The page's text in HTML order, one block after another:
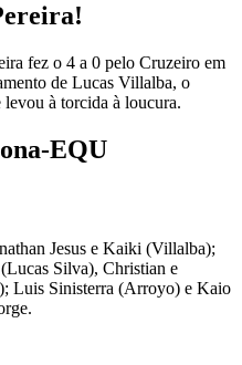
fez o 4 a 0 pelo Cruzeiro em
de Lucas Villalba, o
à torcida à loucura.
EQU
Jesus e Kaiki (Villalba);
Silva), Christian e
Luis Sinisterra (Arroyo) e Kaio